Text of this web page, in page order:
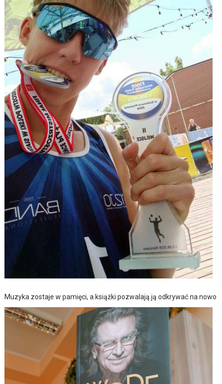
Muzyka zostaje w pamięci, a książki pozwalają ją odkrywać na nowo